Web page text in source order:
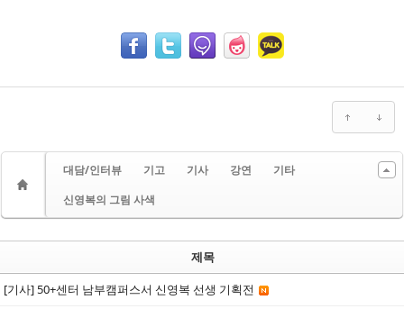
대담/인터뷰 기고 기사 강연
기타
신영복의 그림 사색
제목
[기사] 50+센터 남부캠퍼스서 신영복 선생 기획전